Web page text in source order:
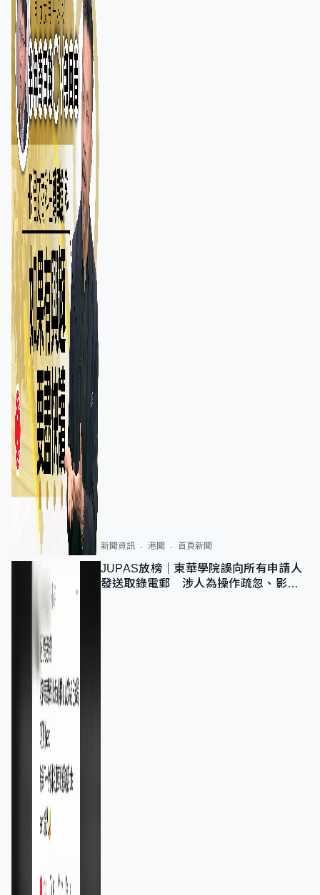
新聞資訊 港聞 首頁新聞
JUPAS放榜｜東華學院誤向所有申請人
發送取錄電郵 涉人為操作疏忽、影響